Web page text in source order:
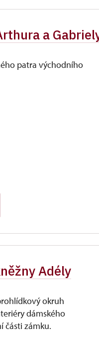
a
patra východního
Adély
okruh
dámského
části zámku.